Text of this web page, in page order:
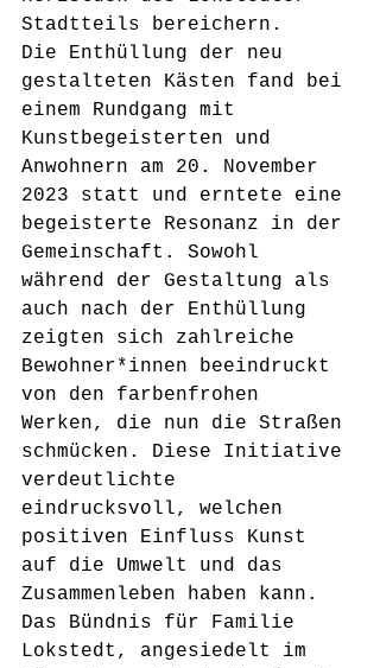
Stadtteils bereichern.
Die Enthüllung der neu
gestalteten Kästen fand bei
einem Rundgang mit
Kunstbegeisterten und
Anwohnern am 20. November
2023 statt und erntete eine
begeisterte Resonanz in der
Gemeinschaft. Sowohl
während der Gestaltung als
auch nach der Enthüllung
zeigten sich zahlreiche
Bewohner*innen beeindruckt
von den farbenfrohen
Werken, die nun die Straßen
schmücken. Diese Initiative
verdeutlichte
eindrucksvoll, welchen
positiven Einfluss Kunst
auf die Umwelt und das
Zusammenleben haben kann.
Das Bündnis für Familie
Lokstedt, angesiedelt im